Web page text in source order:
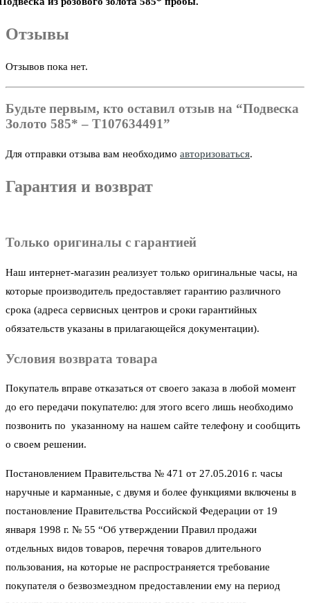
Отзывы
Отзывов пока нет.
Будьте первым, кто оставил отзыв на “Подвеска
Золото 585* – Т107634491”
Для отправки отзыва вам необходимо авторизоваться.
Гарантия и возврат
Только оригиналы с гарантией
Наш интернет-магазин реализует только оригинальные часы, на
которые производитель предоставляет гарантию различного
срока (адреса сервисных центров и сроки гарантийных
обязательств указаны в прилагающейся документации).
Условия возврата товара
Покупатель вправе отказаться от своего заказа в любой момент
до его передачи покупателю: для этого всего лишь необходимо
позвонить по указанному на нашем сайте телефону и сообщить
о своем решении.
Постановлением Правительства № 471 от 27.05.2016 г. часы
наручные и карманные, с двумя и более функциями включены в
постановление Правительства Российской Федерации от 19
января 1998 г. № 55 “Об утверждении Правил продажи
отдельных видов товаров, перечня товаров длительного
пользования, на которые не распространяется требование
покупателя о безвозмездном предоставлении ему на период